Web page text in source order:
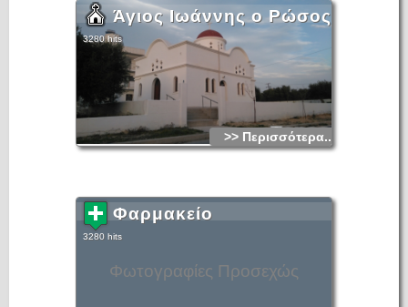
Άγιος Ιωάννης ο Ρώσος
3280 hits
>> Περισσότερα...
Φωτογραφίες Προσεχώς
Φαρμακείο
3280 hits